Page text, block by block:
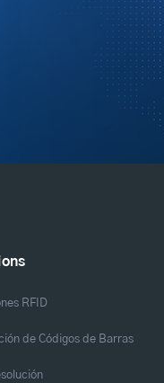
RFID
de Códigos de Barras